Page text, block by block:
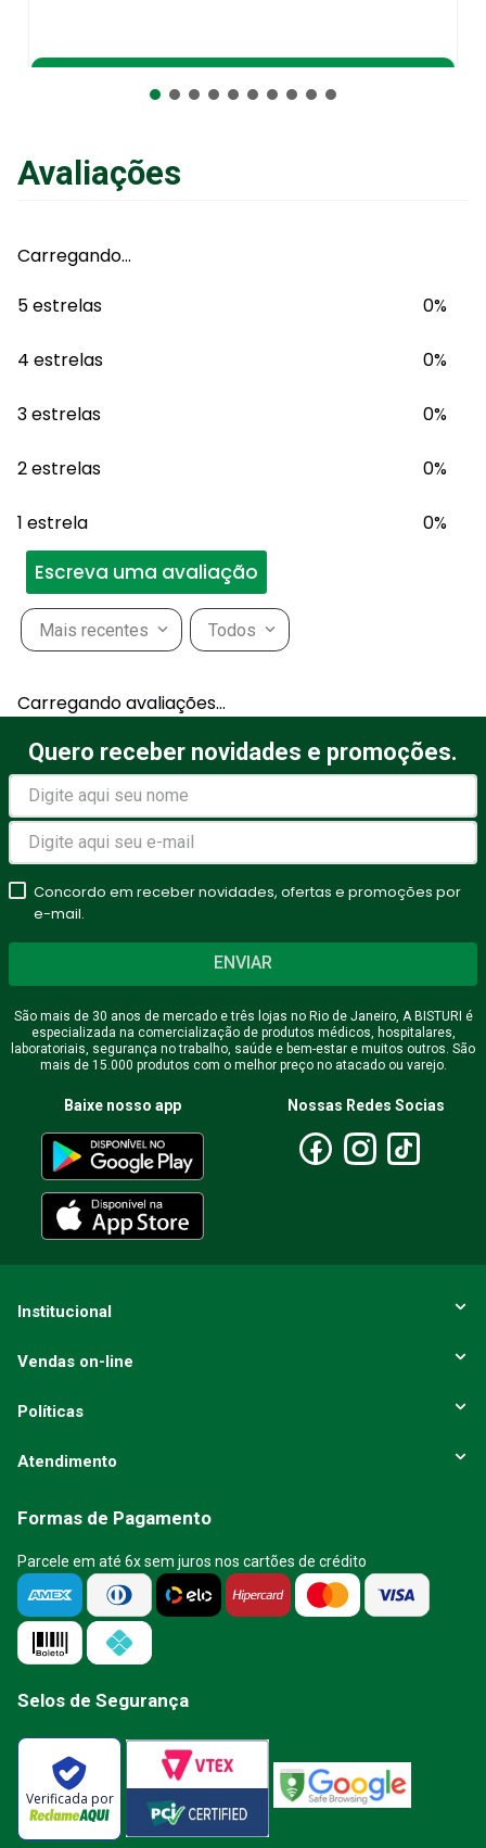
Avaliações
Carregando…
5 estrelas
0%
4 estrelas 0%
3 estrelas 0%
2 estrelas 0%
1 estrela 0%
Escreva uma avaliação
Avalie o produto de 1 a 5
estrelas
★★★★★
Seu nome
Endereço de email
Escreva uma avaliação
ENVIAR AVALIAÇÃO
Mais recentes Todos
Carregando avaliações…
Quero receber novidades e promoções.
Concordo em receber novidades, ofertas e promoções por
e-mail.
ENVIAR
São mais de 30 anos de mercado e três lojas no Rio de Janeiro, A BISTURI é
especializada na comercialização de produtos médicos, hospitalares,
laboratoriais, segurança no trabalho, saúde e bem-estar e muitos outros. São
mais de 15.000 produtos com o melhor preço no atacado ou varejo.
Baixe nosso app Nossas Redes Socias
Institucional
Vendas on-line
Políticas
Atendimento
Formas de Pagamento
Parcele em até 6x sem juros nos cartões de crédito
Selos de Segurança
Verificada por